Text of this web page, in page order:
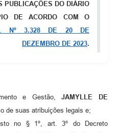
PUBLICAÇÕES DO DIÁRIO
DE ACORDO COM O
Nº 3.328 DE 20 DE
DEZEMBRO DE 2023.
e Gestão,JAMYLLE DE
de suas atribuições legais e;
no § 1º, art. 3º do Decreto